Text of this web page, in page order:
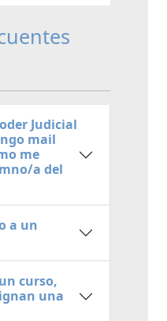
Judicial
mail
me
a del
a un
curso,
una